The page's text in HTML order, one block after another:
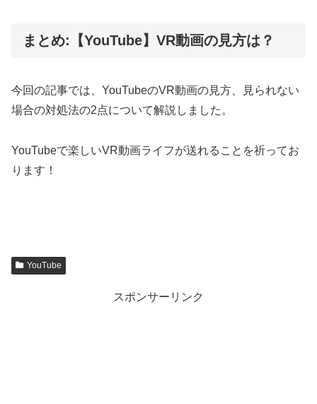
まとめ:【YouTube】VR動画の見方は？
今回の記事では、YouTubeのVR動画の見方、見られない
場合の対処法の2点について解説しました。
YouTubeで楽しいVR動画ライフが送れることを祈ってお
ります！
YouTube
スポンサーリンク